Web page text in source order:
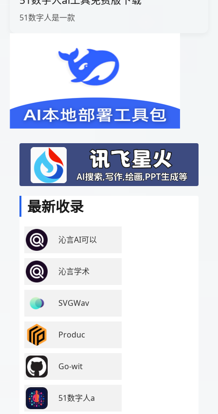
51数字人是一款
最新收录
沁言AI可以
沁言学术
SVGWav
Produc
Go-wit
51数字人a